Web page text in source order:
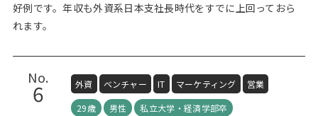
好例です。年収も外資系日本支社長時代をすでに上回っておら
れます。
No.
6 外資 ベンチャー IT マーケティング
営業
29歳
男性 私立大学・経済学部卒